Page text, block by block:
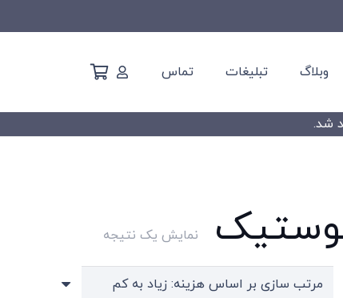
وبلاگ تبلیغات تماس
نمایش یک نتیجه